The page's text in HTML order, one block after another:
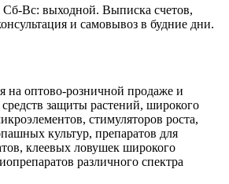
Вс: выходной. Выписка счетов,
и самовывоз в будние дни.
на оптово-розничной продаже и
защиты растений, широкого
стимуляторов роста,
культур, препаратов для
клеевых ловушек широкого
различного спектра